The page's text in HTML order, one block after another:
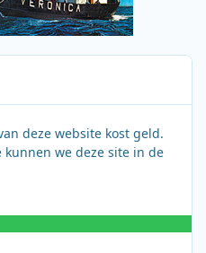
deze website kost geld.
we deze site in de